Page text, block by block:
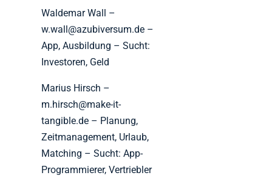
Waldemar Wall –
w.wall@azubiversum.de –
App, Ausbildung – Sucht:
Investoren, Geld
Marius Hirsch –
m.hirsch@make-it-
tangible.de – Planung,
Zeitmanagement, Urlaub,
Matching – Sucht: App-
Programmierer, Vertriebler